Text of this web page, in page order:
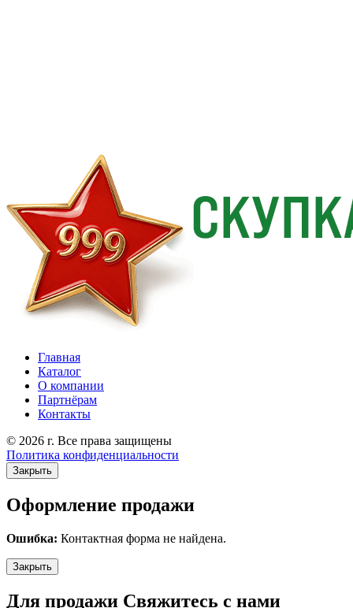
Главная
Каталог
О компании
Партнёрам
Контакты
© 2026 г. Все права защищены
Политика конфиденциальности
Закрыть
Оформление продажи
Ошибка: Контактная форма не найдена.
Закрыть
Для продажи Свяжитесь с нами